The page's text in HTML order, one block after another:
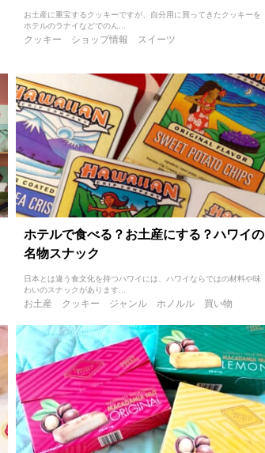
お土産に重宝するクッキーですが、自分用に買ってきたクッキーを
ホテルのラナイなどでのん...
クッキー ショップ情報 スイーツ
ホテルで食べる？お土産にする？ハワイの
名物スナック
日本とは違う食文化を持つハワイには、ハワイならではの材料や味
わいのスナックがあります...
お土産 クッキー ジャンル ホノルル 買い物